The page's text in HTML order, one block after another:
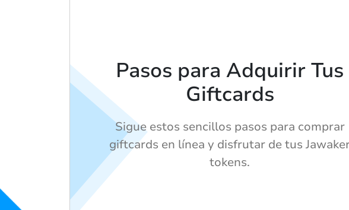
Pasos para Adquirir Tus
Giftcards
Sigue estos sencillos pasos para comprar
giftcards en línea y disfrutar de tus
tokens.